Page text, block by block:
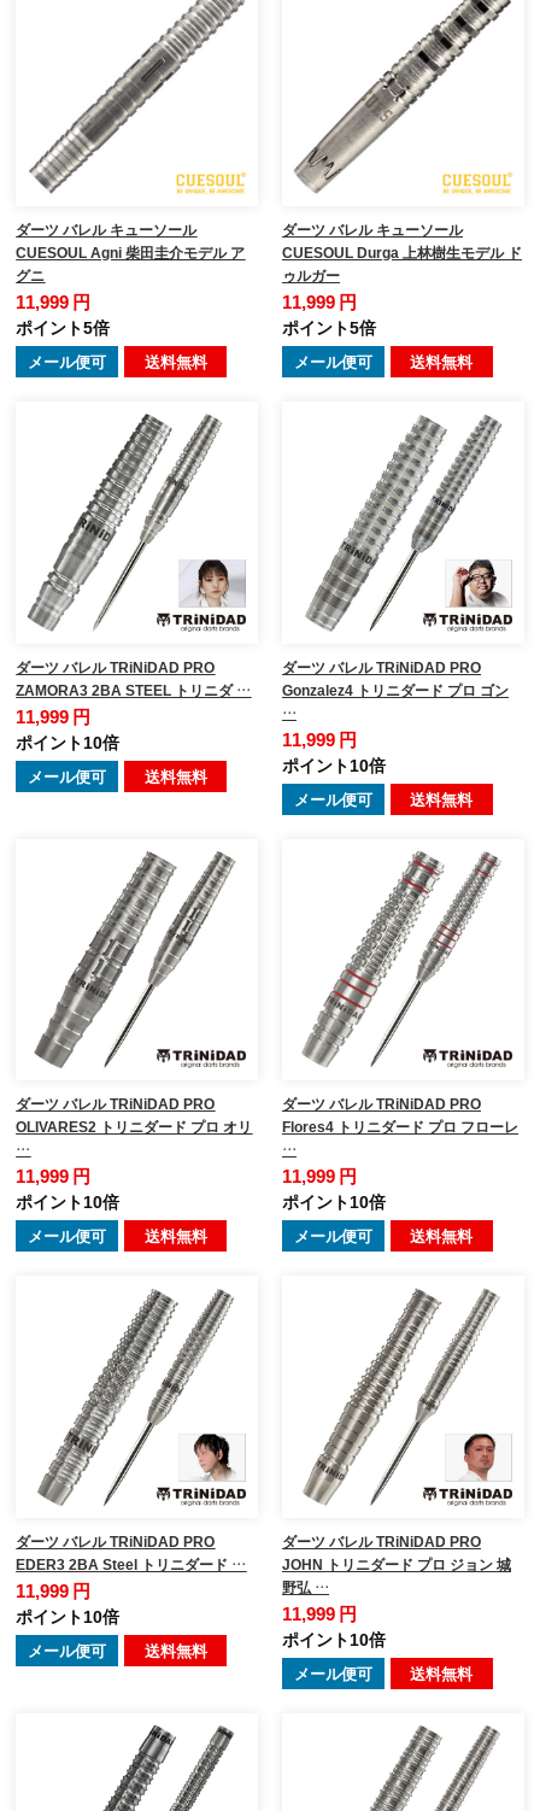
ダーツ バレル キューソール
CUESOUL Agni 柴田圭介モデル ア
グニ
11,999 円
ポイント5倍
メール便可 送料無料
ダーツ バレル キューソール
CUESOUL Durga 上林樹生モデル ド
ゥルガー
11,999 円
ポイント5倍
メール便可 送料無料
ダーツ バレル TRiNiDAD PRO
ZAMORA3 2BA STEEL トリニダ …
11,999 円
ポイント10倍
メール便可 送料無料
ダーツ バレル TRiNiDAD PRO
Gonzalez4 トリニダード プロ ゴン
…
11,999 円
ポイント10倍
メール便可 送料無料
ダーツ バレル TRiNiDAD PRO
OLIVARES2 トリニダード プロ オリ
…
11,999 円
ポイント10倍
メール便可 送料無料
ダーツ バレル TRiNiDAD PRO
Flores4 トリニダード プロ フローレ
…
11,999 円
ポイント10倍
メール便可 送料無料
ダーツ バレル TRiNiDAD PRO
EDER3 2BA Steel トリニダード …
11,999 円
ポイント10倍
メール便可 送料無料
ダーツ バレル TRiNiDAD PRO
JOHN トリニダード プロ ジョン 城
野弘 …
11,999 円
ポイント10倍
メール便可 送料無料